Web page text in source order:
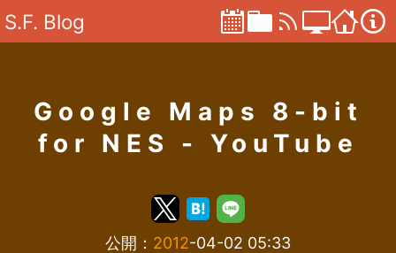
S.F. Blog
Google Maps 8-bit
for NES - YouTube
公開： 2012-04-02 05:33